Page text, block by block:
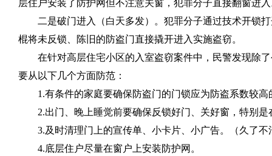
层住户安装了防护网但不注意关窗，犯罪分子直接翻窗进
二是破门进入（白天多发）。犯罪分子通过技术开锁
棍将未反锁、陈旧的防盗门直接撬开进入实施盗窃。
在针对高层住宅小区的入室盗窃案件中，民警发现除
要从以下几个方面防范：
1.有条件的家庭要确保防盗门的门锁应为防盗系数较高
2.出门、晚上睡觉前要确保反锁好门、关好窗，特别
3.及时清理门上的宣传单、小卡片、小广告。（久了
4.底层住户尽量在窗户上安装防护网。